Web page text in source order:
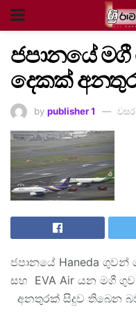
ජපානයේ මගී
දෙකක්
by publisher 1
ජපානයේ Haneda
සහ EVA Air යන මගී
අනතුරක් සිදුව තිබෙන